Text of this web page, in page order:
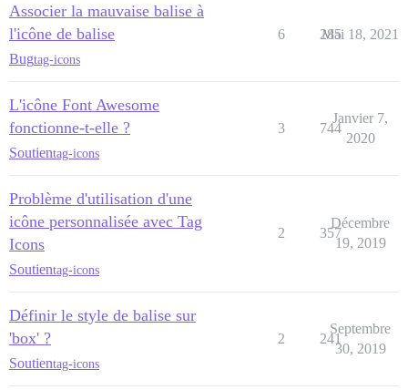
Associer la mauvaise balise à
l'icône de balise
Bugtag-icons
6 285
Mai 18, 2021
L'icône Font Awesome
fonctionne-t-elle ?
Soutientag-icons
3 744
Janvier 7,
2020
Problème d'utilisation d'une
icône personnalisée avec Tag
Icons
Soutientag-icons
2 357
Décembre
19, 2019
Définir le style de balise sur
'box' ?
Soutientag-icons
2 241
Septembre
30, 2019